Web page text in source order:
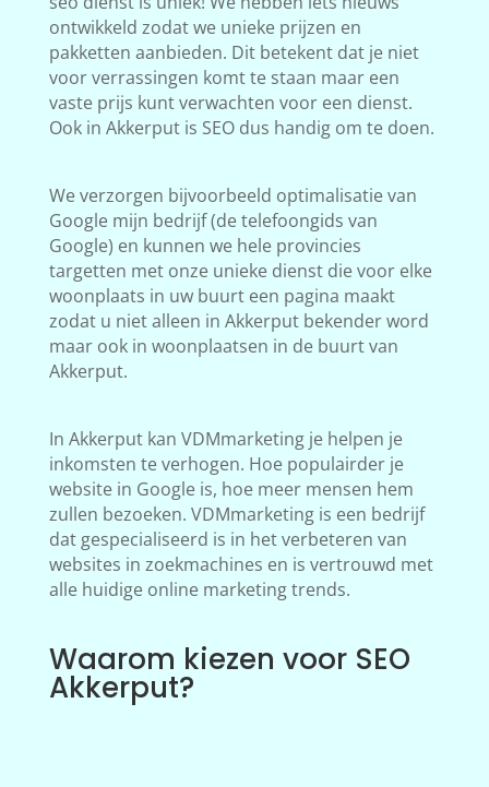
ontwikkeld zodat we unieke prijzen en
pakketten aanbieden. Dit betekent dat je niet
voor verrassingen komt te staan maar een
vaste prijs kunt verwachten voor een dienst.
Ook in Akkerput is SEO dus handig om te doen.
We verzorgen bijvoorbeeld optimalisatie van
Google mijn bedrijf (de telefoongids van
Google) en kunnen we hele provincies
targetten met onze unieke dienst die voor elke
woonplaats in uw buurt een pagina maakt
zodat u niet alleen in Akkerput bekender word
maar ook in woonplaatsen in de buurt van
Akkerput.
In Akkerput kan VDMmarketing je helpen je
inkomsten te verhogen. Hoe populairder je
website in Google is, hoe meer mensen hem
zullen bezoeken. VDMmarketing is een bedrijf
dat gespecialiseerd is in het verbeteren van
websites in zoekmachines en is vertrouwd met
alle huidige online marketing trends.
Waarom kiezen voor SEO
Akkerput?